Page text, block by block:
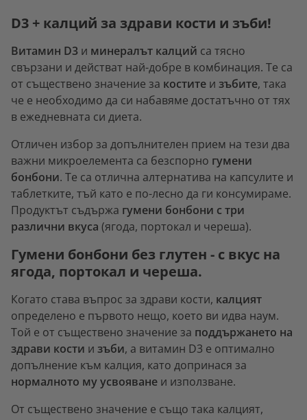
D3 + калций за здрави кости и зъби!
Витамин D3 и минералът калций са тясно
свързани и действат най-добре в комбинация. Те са
от съществено значение за костите и зъбите, така
че е необходимо да си набавяме достатъчно от тях
в ежедневната си диета.
Отличен избор за допълнителен прием на тези два
важни микроелемента са безспорно гумени
бонбони. Те са отлична алтернатива на капсулите и
таблетките, тъй като е по-лесно да ги консумираме.
Продуктът съдържа гумени бонбони с три
различни вкуса (ягода, портокал и череша).
Гумени бонбони без глутен - с вкус на
ягода, портокал и череша.
Когато става въпрос за здрави кости, калцият
определено е първото нещо, което ви идва наум.
Той е от съществено значение за поддържането на
здрави кости и зъби, а витамин D3 е оптимално
допълнение към калция, като допринася за
нормалното му усвояване и използване.
От съществено значение е също така калцият,